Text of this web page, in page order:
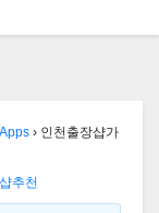
› 인천출장샵가
추천